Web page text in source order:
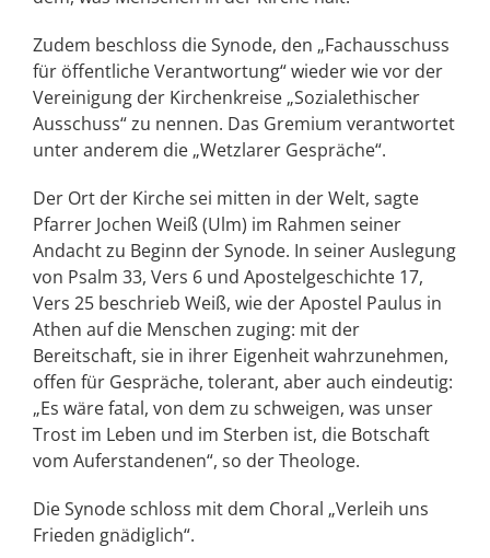
Zudem beschloss die Synode, den „Fachausschuss
für öffentliche Verantwortung“ wieder wie vor der
Vereinigung der Kirchenkreise „Sozialethischer
Ausschuss“ zu nennen. Das Gremium verantwortet
unter anderem die „Wetzlarer Gespräche“.
Der Ort der Kirche sei mitten in der Welt, sagte
Pfarrer Jochen Weiß (Ulm) im Rahmen seiner
Andacht zu Beginn der Synode. In seiner Auslegung
von Psalm 33, Vers 6 und Apostelgeschichte 17,
Vers 25 beschrieb Weiß, wie der Apostel Paulus in
Athen auf die Menschen zuging: mit der
Bereitschaft, sie in ihrer Eigenheit wahrzunehmen,
offen für Gespräche, tolerant, aber auch eindeutig:
„Es wäre fatal, von dem zu schweigen, was unser
Trost im Leben und im Sterben ist, die Botschaft
vom Auferstandenen“, so der Theologe.
Die Synode schloss mit dem Choral „Verleih uns
Frieden gnädiglich“.